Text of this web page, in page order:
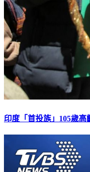
印度「首投族」105歲